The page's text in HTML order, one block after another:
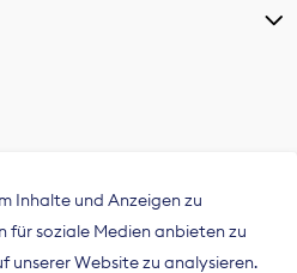
Inhalte und Anzeigen zu
für soziale Medien anbieten zu
unserer Website zu analysieren.